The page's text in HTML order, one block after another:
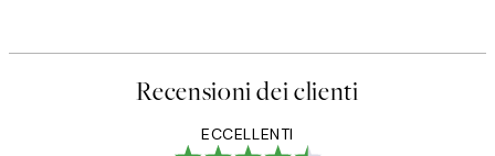
Recensioni dei clienti
ECCELLENTI